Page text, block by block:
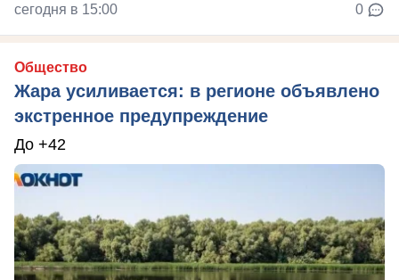
сегодня в 15:00 0
Общество
Жара усиливается: в регионе объявлено
экстренное предупреждение
До +42